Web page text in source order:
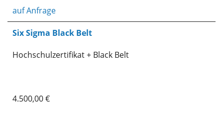
auf Anfrage
Six Sigma Black Belt
Hochschulzertifikat + Black Belt
4.500,00 €